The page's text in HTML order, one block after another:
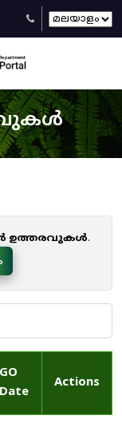
ഉത്തരവുകൾ.
GO
Date
Actions